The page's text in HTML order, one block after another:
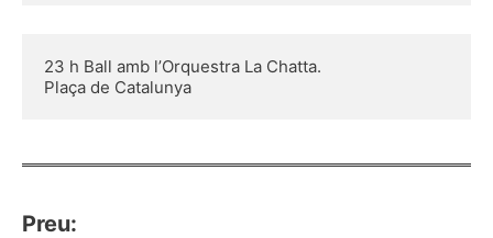
23 h Ball amb l’Orquestra La Chatta.
Plaça de Catalunya
Preu: